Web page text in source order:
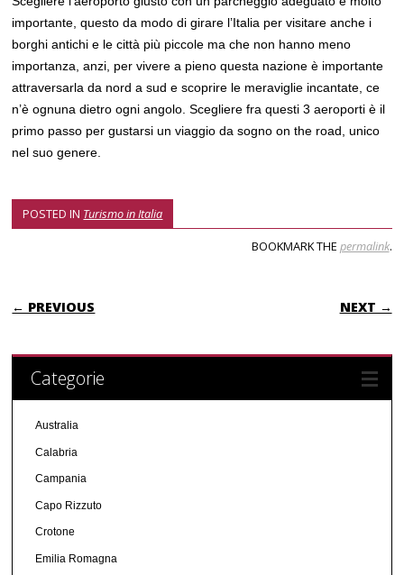
importante, questo da modo di girare l’Italia per visitare anche i
borghi antichi e le città più piccole ma che non hanno meno
importanza, anzi, per vivere a pieno questa nazione è importante
attraversarla da nord a sud e scoprire le meraviglie incantate, ce
n’è ognuna dietro ogni angolo. Scegliere fra questi 3 aeroporti è il
primo passo per gustarsi un viaggio da sogno on the road, unico
nel suo genere.
POSTED IN Turismo in Italia
BOOKMARK THE permalink.
POST NAVIGATION
← PREVIOUS NEXT →
Categorie
Australia
Calabria
Campania
Capo Rizzuto
Crotone
Emilia Romagna